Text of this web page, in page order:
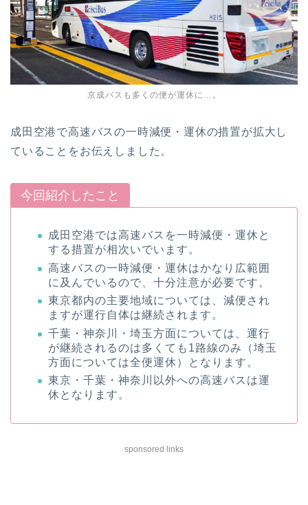
京成バスも多くの便が運休に…。
成田空港で高速バスの一時減便・運休の措置が拡大し
ていることをお伝えしました。
今回紹介したこと
成田空港では高速バスを一時減便・運休と
する措置が相次いでいます。
高速バスの一時減便・運休はかなり広範囲
に及んでいるので、十分注意が必要です。
東京都内の主要地域については、減便され
ますが運行自体は継続されます。
千葉・神奈川・埼玉方面については、運行
が継続されるのは多くても1路線のみ（埼玉
方面については全便運休）となります。
東京・千葉・神奈川以外への高速バスは運
休となります。
sponsored links